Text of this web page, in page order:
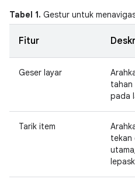
Tabel 1. Gestur untuk
Fitur
Geser layar
tahan
pada
Tarik item
tekan